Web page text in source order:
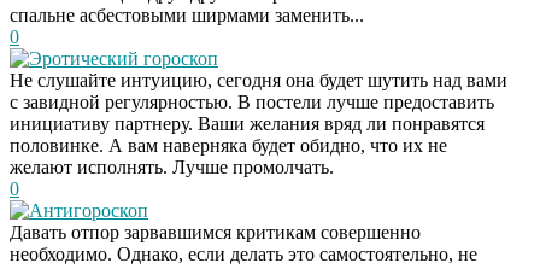
спальне асбестовыми ширмами заменить...
0
Эротический гороскоп
Не слушайте интуицию, сегодня она будет шутить над вами
с завидной регулярностью. В постели лучше предоставить
инициативу партнеру. Ваши желания вряд ли понравятся
половинке. А вам наверняка будет обидно, что их не
желают исполнять. Лучше промолчать.
0
Антигороскоп
Давать отпор зарвавшимся критикам совершенно
необходимо. Однако, если делать это самостоятельно, не